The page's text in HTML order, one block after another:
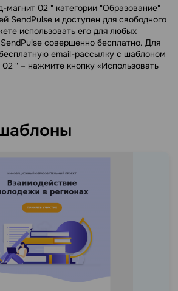
магнит 02 " категории "Образование"
SendPulse и доступен для свободного
использовать его для любых
совершенно бесплатно. Для
email-рассылку с шаблоном
" – нажмите кнопку «Использовать